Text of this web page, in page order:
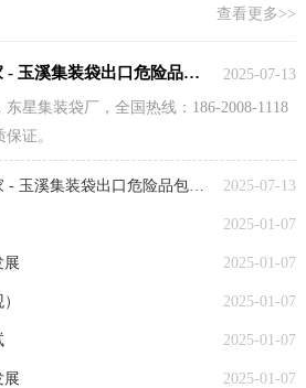
查看更多>>
2025-07-13
玉溪危包证吨袋生产厂家 - 玉溪集装袋出口危险品包装性能证工厂
星集装袋厂，全国热线：186-2008-1118
证。
2025-07-13
玉溪危包证吨袋生产厂家 - 玉溪集装袋出口危险品包装性能证工厂
2025-01-07
2025-01-07
展
2025-01-07
2025-01-07
2025-01-07
展